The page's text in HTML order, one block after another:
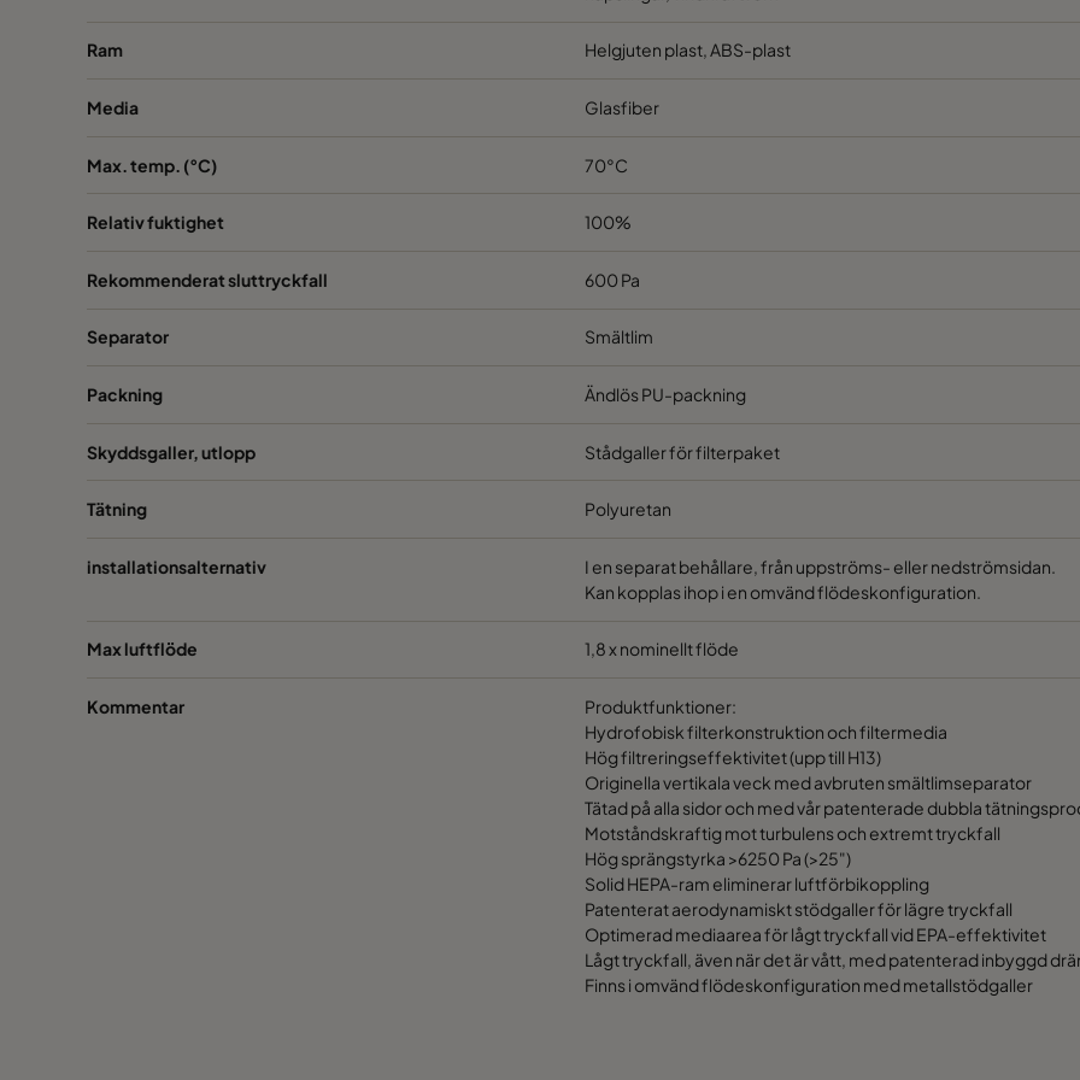
Ram Helgjuten plast, ABS-plast
Media Glasfiber
Max. temp. (°C) 70°C
Relativ fuktighet 100%
Rekommenderat sluttryckfall 600 Pa
Separator Smältlim
Packning Ändlös PU-packning
Skyddsgaller, utlopp Stådgaller för filterpaket
Tätning Polyuretan
installationsalternativ
I en separat behållare, från uppströms- eller nedströmsidan.
Kan kopplas ihop i en omvänd flödeskonfiguration.
Max luftflöde 1,8 x nominellt flöde
Kommentar
Produktfunktioner:
Hydrofobisk filterkonstruktion och filtermedia
Hög filtreringseffektivitet (upp till H13)
Originella vertikala veck med avbruten smältlimseparator
Tätad på alla sidor och med vår patenterade dubbla
Motståndskraftig mot turbulens och extremt tryckfall
Hög sprängstyrka >6250 Pa (>25")
Solid HEPA-ram eliminerar luftförbikoppling
Patenterat aerodynamiskt stödgaller för lägre tryckfall
Optimerad mediaarea för lågt tryckfall vid EPA-effektivitet
Lågt tryckfall, även när det är vått, med patenterad inbyggd
Finns i omvänd flödeskonfiguration med metallstödgaller